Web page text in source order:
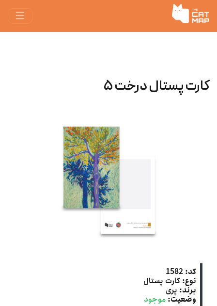
کارت پستال درخت ۵
کد: 1582
نوع: کارت پستال
برند: پری
وضعیت: موجود